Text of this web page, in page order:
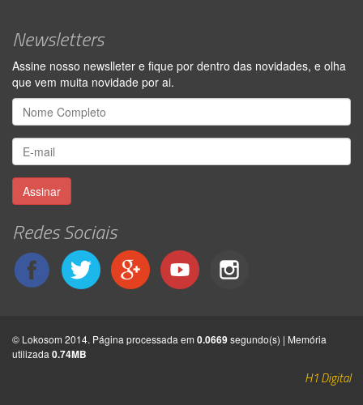
Newsletters
Assine nosso newslleter e fique por dentro das novidades, e olha
que vem muita novidade por ai.
Assinar
Redes Sociais
© Lokosom 2014. Página processada em 0.0669segundo(s) | Memória
utilizada 0.74MB
H1 Digital